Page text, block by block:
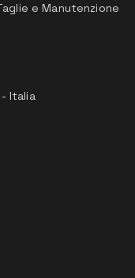
e Manutenzione
- Italia